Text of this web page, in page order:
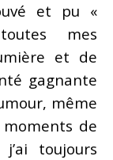
et pu «
mes
et de
gagnante
même
de
toujours